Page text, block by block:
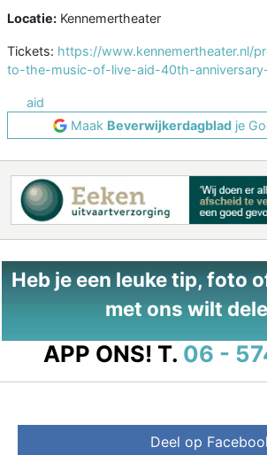
Locatie: Kennemertheater
Tickets: https://www.kennemertheater.nl/
to-the-music-of-live-aid-40th-
aid
Maak Beverwijkerdagblad je
Heb je een leuke tip, foto
met ons wilt
APP ONS! T. 06 -
Deel op